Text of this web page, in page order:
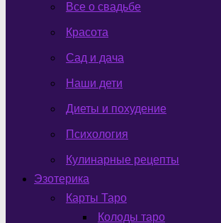
Все о свадьбе
Красота
Сад и дача
Наши дети
Диеты и похудение
Психология
Кулинарные рецепты
Эзотерика
Карты Таро
Колоды таро